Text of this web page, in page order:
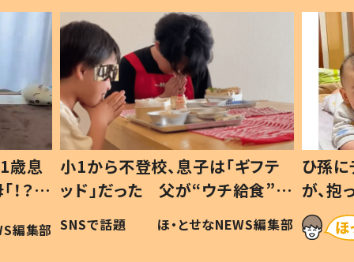
歳息
？」
編集部
小1から不登校、息子は「ギフテ
ッド」だった 父が“ウチ給食”を
作り続ける理由とは #令和の親
#令和の子
SNSで話題 ほ・とせなNEWS編集部
ひ孫
が、
「涙が
い」